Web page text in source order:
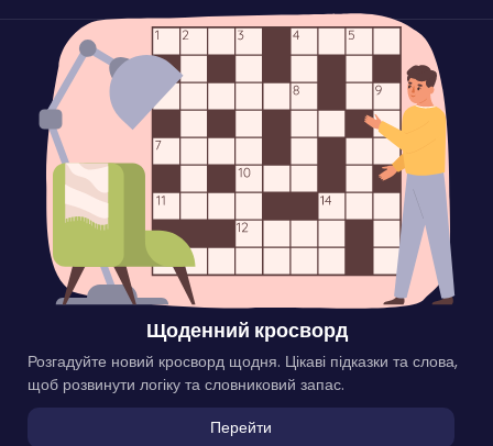
Щоденний кросворд
Розгадуйте новий кросворд щодня. Цікаві підказки та слова,
щоб розвинути логіку та словниковий запас.
Перейти